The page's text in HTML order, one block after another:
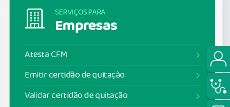
SERVIÇOS PARA
Empresas
Atesta CFM
Emitir certidão de quitação
Validar certidão de quitação